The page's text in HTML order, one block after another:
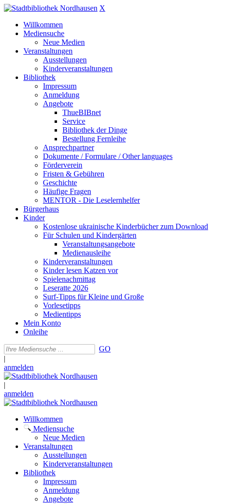
X
Willkommen
Mediensuche
Neue Medien
Veranstaltungen
Ausstellungen
Kinderveranstaltungen
Bibliothek
Impressum
Anmeldung
Angebote
ThueBIBnet
Service
Bibliothek der Dinge
Bestellung Fernleihe
Ansprechpartner
Dokumente / Formulare / Other languages
Förderverein
Fristen & Gebühren
Geschichte
Häufige Fragen
MENTOR - Die Leselernhelfer
Bürgerhaus
Kinder
Kostenlose ukrainische Kinderbücher zum Download
Für Schulen und Kindergärten
Veranstaltungsangebote
Medienausleihe
Kinderveranstaltungen
Kinder lesen Katzen vor
Spielenachmittag
Leseratte 2026
Surf-Tipps für Kleine und Große
Vorlesetipps
Medientipps
Mein Konto
Onleihe
GO
|
anmelden
|
anmelden
Willkommen
Mediensuche
Neue Medien
Veranstaltungen
Ausstellungen
Kinderveranstaltungen
Bibliothek
Impressum
Anmeldung
Angebote